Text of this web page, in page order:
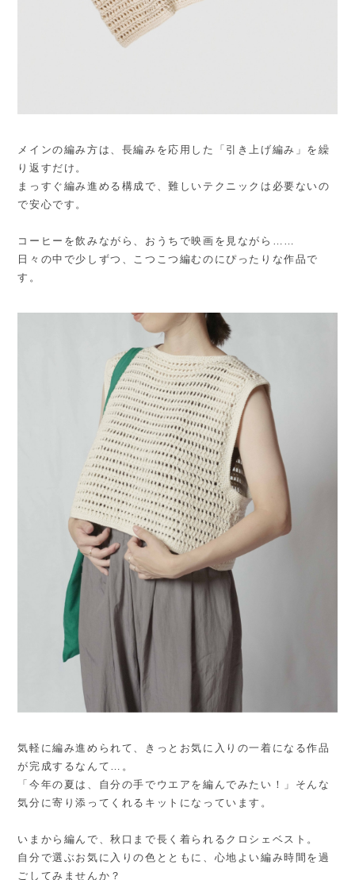
メインの編み方は、長編みを応用した「引き上げ編み」を繰
り返すだけ。
まっすぐ編み進める構成で、難しいテクニックは必要ないの
で安心です。
コーヒーを飲みながら、おうちで映画を見ながら……
日々の中で少しずつ、こつこつ編むのにぴったりな作品で
す。
気軽に編み進められて、きっとお気に入りの一着になる作品
が完成するなんて…。
「今年の夏は、自分の手でウエアを編んでみたい！」そんな
気分に寄り添ってくれるキットになっています。
いまから編んで、秋口まで長く着られるクロシェベスト。
自分で選ぶお気に入りの色とともに、心地よい編み時間を過
ごしてみませんか？